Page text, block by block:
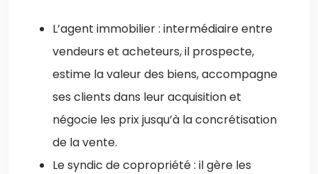
L’agent immobilier : intermédiaire entre
vendeurs et acheteurs, il prospecte,
estime la valeur des biens, accompagne
ses clients dans leur acquisition et
négocie les prix jusqu’à la concrétisation
de la vente.
Le syndic de copropriété : il gère les